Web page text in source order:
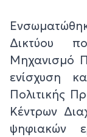
Δικτύου
Μηχανισμό
ενίσχυση
Πολιτικής
Κέντρων
ψηφιακών